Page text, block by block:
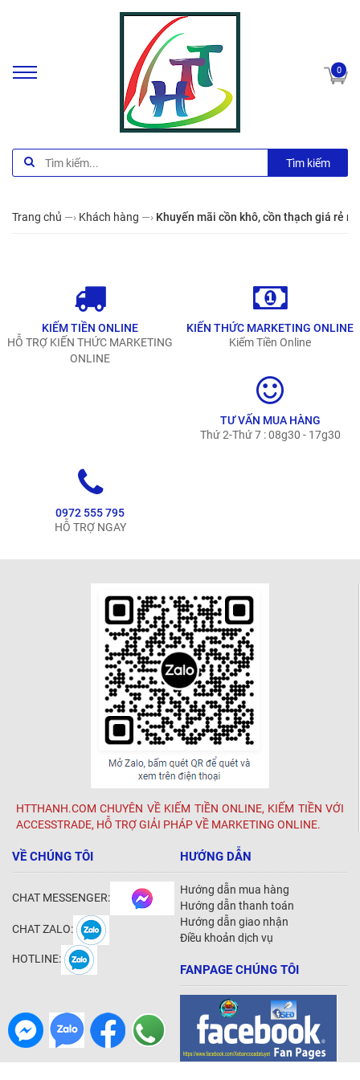
0
Tìm kiếm
Trang chủ —› Khách hàng —› Khuyến mãi cồn khô, cồn thạch giá rẻ
KIẾM TIỀN ONLINE
HỖ TRỢ KIẾN THỨC MARKETING
ONLINE
KIẾN THỨC MARKETING ONLINE
Kiếm Tiền Online
TƯ VẤN MUA HÀNG
Thứ 2-Thứ 7 : 08g30 - 17g30
0972 555 795
HỖ TRỢ NGAY
HTTHANH.COM CHUYÊN VỀ KIẾM TIỀN ONLINE, KIẾM TIỀN VỚI
ACCESSTRADE, HỖ TRỢ GIẢI PHÁP VỀ MARKETING ONLINE.
VỀ CHÚNG TÔI
CHAT MESSENGER:
CHAT ZALO:
HOTLINE:
HƯỚNG DẪN
Hướng dẫn mua hàng
Hướng dẫn thanh toán
Hướng dẫn giao nhận
Điều khoản dịch vụ
FANPAGE CHÚNG TÔI